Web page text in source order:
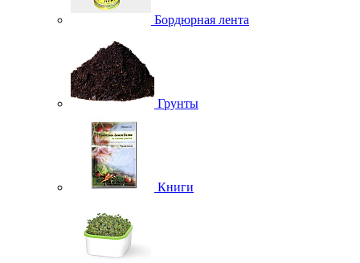
Бордюрная лента
Грунты
Книги